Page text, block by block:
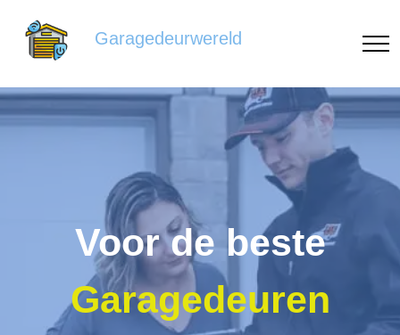
Garagedeurwereld
Voor de beste
Garagedeuren